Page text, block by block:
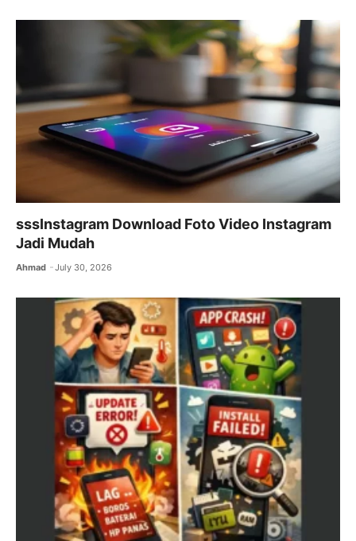
o
k
p
p
m
sssInstagram Download Foto Video Instagram
Jadi Mudah
Ahmad July 30, 2026